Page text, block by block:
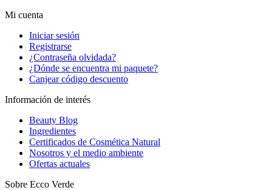
Mi cuenta
Iniciar sesión
Registrarse
¿Contraseña olvidada?
¿Dónde se encuentra mi paquete?
Canjear código descuento
Información de interés
Beauty Blog
Ingredientes
Certificados de Cosmética Natural
Nosotros y el medio ambiente
Ofertas actuales
Sobre Ecco Verde